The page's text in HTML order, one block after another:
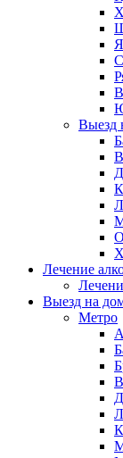
Выезд
Лечение
Выезд на
Метро